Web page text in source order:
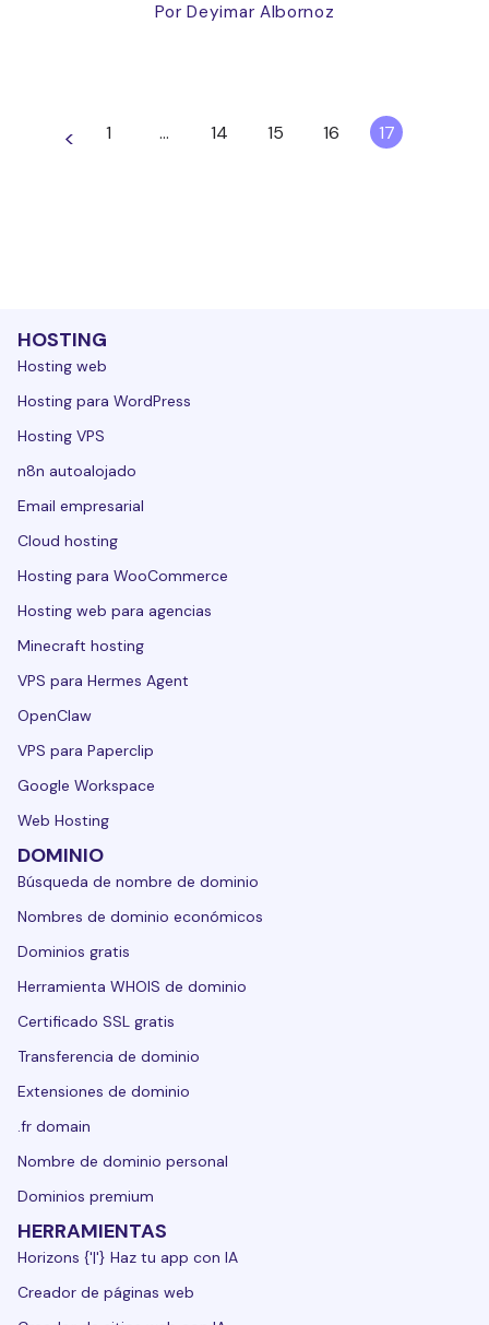
Por Deyimar Albornoz
< 1 … 14 15 16 17
HOSTING
Hosting web
Hosting para WordPress
Hosting VPS
n8n autoalojado
Email empresarial
Cloud hosting
Hosting para WooCommerce
Hosting web para agencias
Minecraft hosting
VPS para Hermes Agent
OpenClaw
VPS para Paperclip
Google Workspace
Web Hosting
DOMINIO
Búsqueda de nombre de dominio
Nombres de dominio económicos
Dominios gratis
Herramienta WHOIS de dominio
Certificado SSL gratis
Transferencia de dominio
Extensiones de dominio
.fr domain
Nombre de dominio personal
Dominios premium
HERRAMIENTAS
Horizons {'|'} Haz tu app con IA
Creador de páginas web